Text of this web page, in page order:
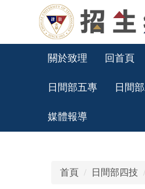
關於致理 回首頁
日間部五專 日間
媒體報導
首頁 日間部四技